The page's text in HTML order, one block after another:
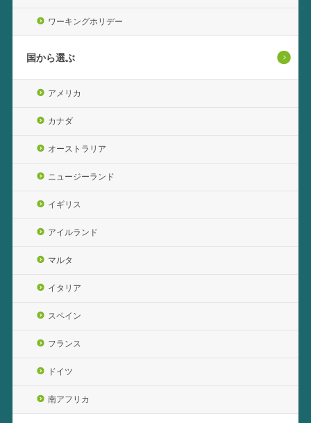
ワーキングホリデー
国から選ぶ
アメリカ
カナダ
オーストラリア
ニュージーランド
イギリス
アイルランド
マルタ
イタリア
スペイン
フランス
ドイツ
南アフリカ